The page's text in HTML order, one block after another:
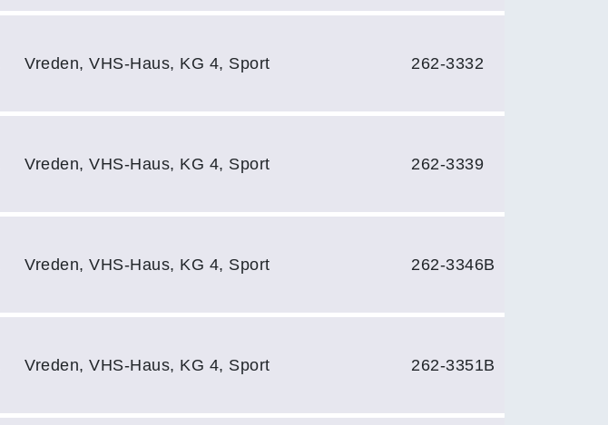
Vreden, VHS-Haus, KG 4, Sport 262-3332
Vreden, VHS-Haus, KG 4, Sport 262-3339
Vreden, VHS-Haus, KG 4, Sport 262-3346B
Vreden, VHS-Haus, KG 4, Sport 262-3351B